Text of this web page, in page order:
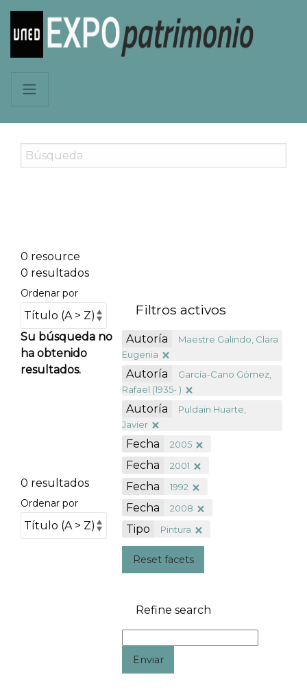
0 resource
0 resultados
Ordenar por
Su búsqueda no
ha obtenido
resultados.
0 resultados
Ordenar por
Filtros activos
Autoría
Maestre Galindo, Clara
Eugenia
Autoría
García-Cano Gómez,
Rafael (1935- )
Autoría
Puldain Huarte,
Javier
Fecha 2005
Fecha 2001
Fecha 1992
Fecha 2008
Tipo Pintura
Reset facets
Refine search
Enviar